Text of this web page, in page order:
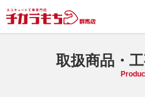
取扱商品・